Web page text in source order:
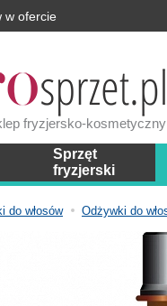
w ofercie
fryzjersko-kosmetyczny
Sprzęt
fryzjerski
do włosów Odżywki do